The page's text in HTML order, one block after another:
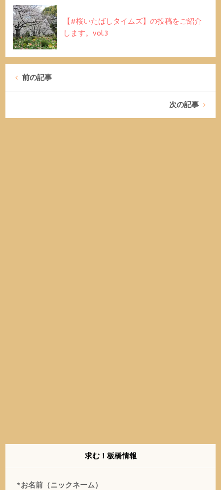
【#桜いたばしタイムズ】の投稿をご紹介
します。vol.3
前の記事
次の記事
求む！板橋情報
*お名前（ニックネーム）